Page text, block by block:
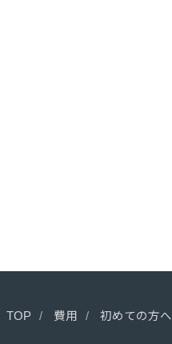
TOP 費用 初めての方へ